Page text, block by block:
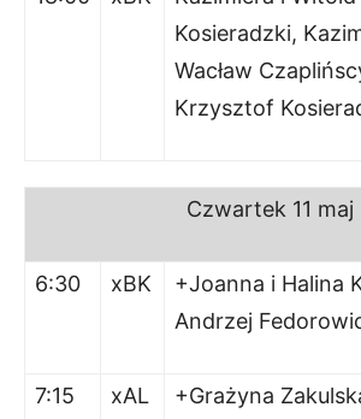
Kosieradzki,
Wacław
Krzysztof
Czwartek 11 maj
6:30 xBK
+Joanna i Halina
Andrzej
7:15 xAL
+Grażyna